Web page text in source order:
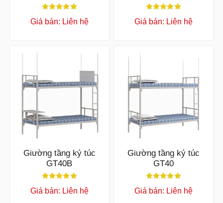
Giá bán: Liên hệ Giá bán: Liên hệ
Giường tầng ký túc
GT40B
Giá bán: Liên hệ
Giường tầng ký túc
GT40
Giá bán: Liên hệ